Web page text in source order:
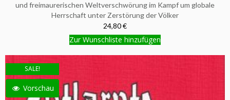
und freimaurerischen Weltverschwörung im Kampf um globale
Herrschaft unter Zerstörung der Völker
24,80 €
Zur Wunschliste hinzufügen
SALE!
Vorschau